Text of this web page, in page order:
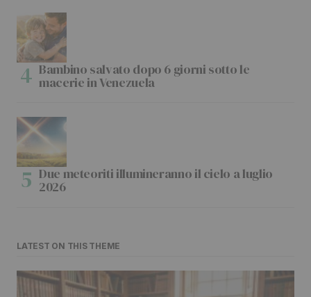
Bambino salvato dopo 6 giorni sotto le
macerie in Venezuela
Due meteoriti illumineranno il cielo a luglio
2026
LATEST ON THIS THEME